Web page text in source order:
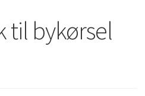
til bykørsel